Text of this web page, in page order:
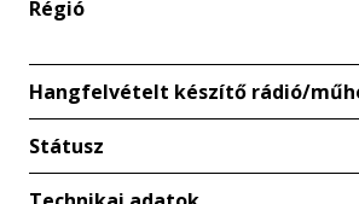
Régió
Hangfelvételt készítő rádió/
Státusz